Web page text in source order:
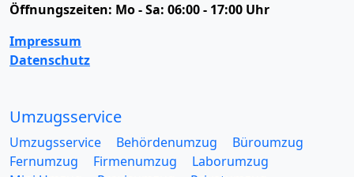
Öffnungszeiten: Mo - Sa: 06:00 - 17:00 Uhr
Impressum
Datenschutz
Umzugsservice
Umzugsservice Behördenumzug
Büroumzug
Fernumzug
Firmenumzug
Laborumzug